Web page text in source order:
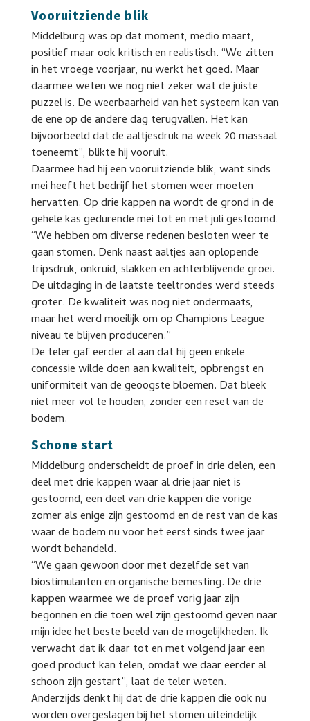
Vooruitziende blik
Middelburg was op dat moment, medio maart,
positief maar ook kritisch en realistisch. “We zitten
in het vroege voorjaar, nu werkt het goed. Maar
daarmee weten we nog niet zeker wat de juiste
puzzel is. De weerbaarheid van het systeem kan van
de ene op de andere dag terugvallen. Het kan
bijvoorbeeld dat de aaltjesdruk na week 20 massaal
toeneemt”, blikte hij vooruit.
Daarmee had hij een vooruitziende blik, want sinds
mei heeft het bedrijf het stomen weer moeten
hervatten. Op drie kappen na wordt de grond in de
gehele kas gedurende mei tot en met juli gestoomd.
“We hebben om diverse redenen besloten weer te
gaan stomen. Denk naast aaltjes aan oplopende
tripsdruk, onkruid, slakken en achterblijvende groei.
De uitdaging in de laatste teeltrondes werd steeds
groter. De kwaliteit was nog niet ondermaats,
maar het werd moeilijk om op Champions League
niveau te blijven produceren.”
De teler gaf eerder al aan dat hij geen enkele
concessie wilde doen aan kwaliteit, opbrengst en
uniformiteit van de geoogste bloemen. Dat bleek
niet meer vol te houden, zonder een reset van de
bodem.
Schone start
Middelburg onderscheidt de proef in drie delen, een
deel met drie kappen waar al drie jaar niet is
gestoomd, een deel van drie kappen die vorige
zomer als enige zijn gestoomd en de rest van de kas
waar de bodem nu voor het eerst sinds twee jaar
wordt behandeld.
“We gaan gewoon door met dezelfde set van
biostimulanten en organische bemesting. De drie
kappen waarmee we de proef vorig jaar zijn
begonnen en die toen wel zijn gestoomd geven naar
mijn idee het beste beeld van de mogelijkheden. Ik
verwacht dat ik daar tot en met volgend jaar een
goed product kan telen, omdat we daar eerder al
schoon zijn gestart”, laat de teler weten.
Anderzijds denkt hij dat de drie kappen die ook nu
worden overgeslagen bij het stomen uiteindelijk